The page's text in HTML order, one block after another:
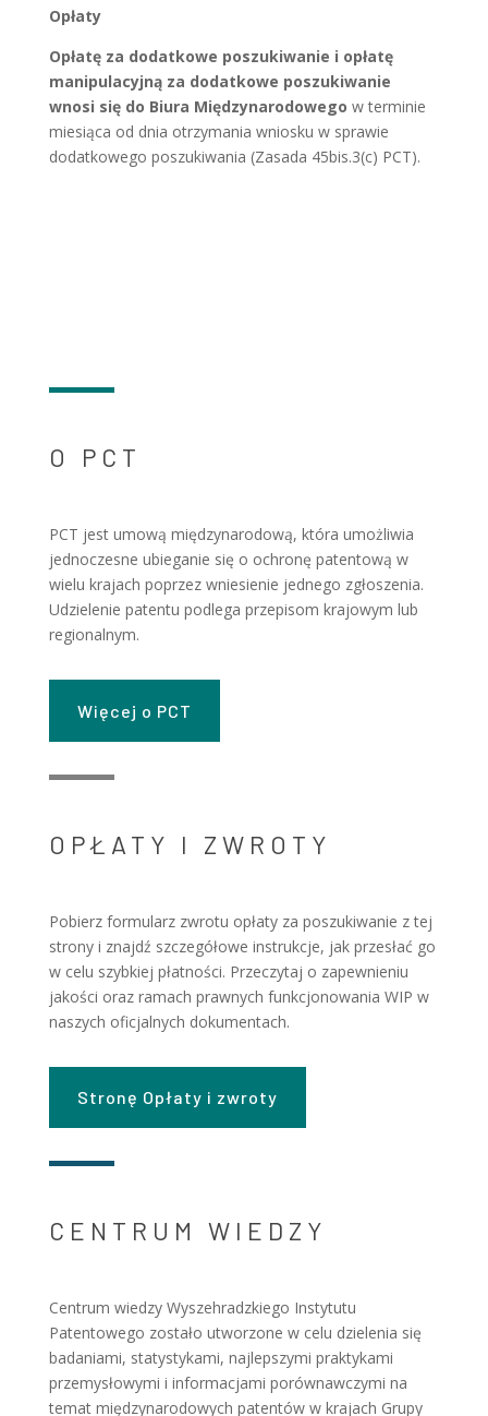
Opłaty
Opłatę za dodatkowe poszukiwanie i opłatę
manipulacyjną za dodatkowe poszukiwanie
wnosi się do Biura Międzynarodowego w terminie
miesiąca od dnia otrzymania wniosku w sprawie
dodatkowego poszukiwania (Zasada 45bis.3(c) PCT).
O PCT
PCT jest umową międzynarodową, która umożliwia
jednoczesne ubieganie się o ochronę patentową w
wielu krajach poprzez wniesienie jednego zgłoszenia.
Udzielenie patentu podlega przepisom krajowym lub
regionalnym.
Więcej o PCT
OPŁATY I ZWROTY
Pobierz formularz zwrotu opłaty za poszukiwanie z tej
strony i znajdź szczegółowe instrukcje, jak przesłać go
w celu szybkiej płatności. Przeczytaj o zapewnieniu
jakości oraz ramach prawnych funkcjonowania WIP w
naszych oficjalnych dokumentach.
Stronę Opłaty i zwroty
CENTRUM WIEDZY
Centrum wiedzy Wyszehradzkiego Instytutu
Patentowego zostało utworzone w celu dzielenia się
badaniami, statystykami, najlepszymi praktykami
przemysłowymi i informacjami porównawczymi na
temat międzynarodowych patentów w krajach Grupy